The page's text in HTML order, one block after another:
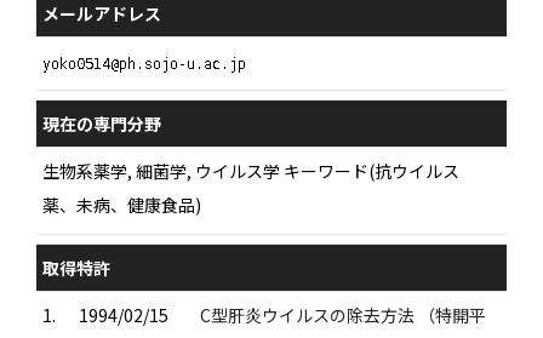
メールアドレス
現在の専門分野
生物系薬学, 細菌学, ウイルス学 キーワード(抗ウイルス
薬、未病、健康食品)
取得特許
1.
1994/02/15
C型肝炎ウイルスの除去方法 （特開平